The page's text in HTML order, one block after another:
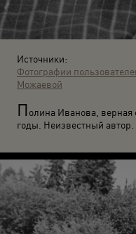
Источники:
Фотографии
Можаевой
Полина Иванова, верная
годы. Неизвестный автор.